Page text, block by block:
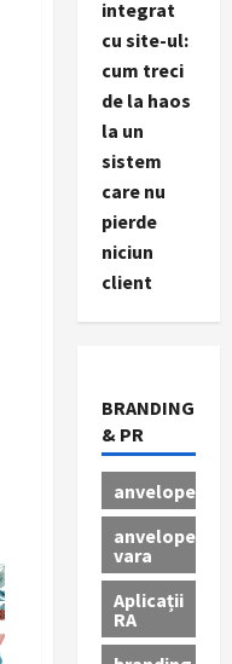
integrat
cu site-ul:
cum treci
de la haos
la un
sistem
care nu
pierde
niciun
client
BRANDING
& PR
anvelope
anvelope
vara
Aplicații
RA